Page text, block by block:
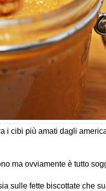
i cibi più amati dagli
ma ovviamente è tutto
sulle fette biscottate che